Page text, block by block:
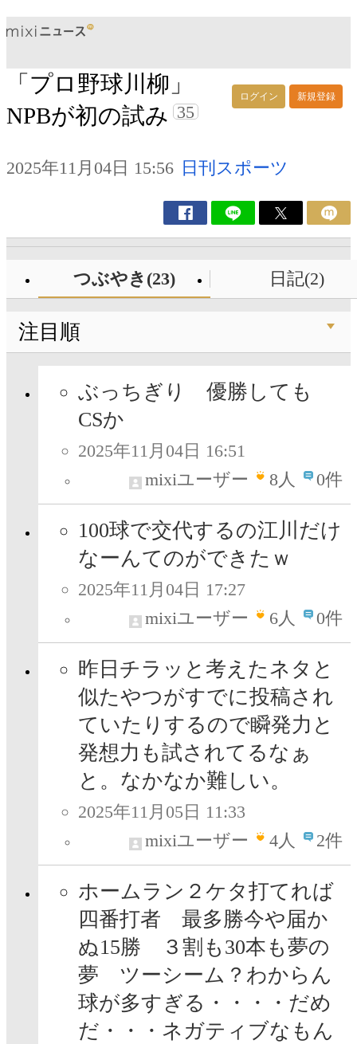
ログイン 新規登録
「プロ野球川柳」
NPBが初の試み 35
2025年11月04日 15:56 日刊スポーツ
つぶやき(23) 日記(2)
注目順
ぶっちぎり 優勝しても
CSか
2025年11月04日 16:51
mixiユーザー
8人 0件
100球で交代するの江川だけ
なーんてのができたｗ
2025年11月04日 17:27
mixiユーザー
6人 0件
昨日チラッと考えたネタと
似たやつがすでに投稿され
ていたりするので瞬発力と
発想力も試されてるなぁ
と。なかなか難しい。
2025年11月05日 11:33
mixiユーザー
4人 2件
ホームラン２ケタ打てれば
四番打者 最多勝今や届か
ぬ15勝 ３割も30本も夢の
夢 ツーシーム？わからん
球が多すぎる・・・・だめ
だ・・・ネガティブなもん